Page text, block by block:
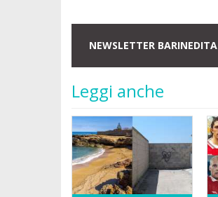
NEWSLETTER BARINEDITA
Leggi anche